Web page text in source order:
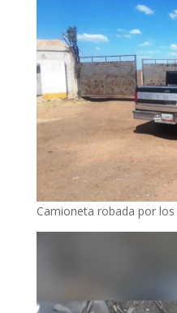
Camioneta robada por